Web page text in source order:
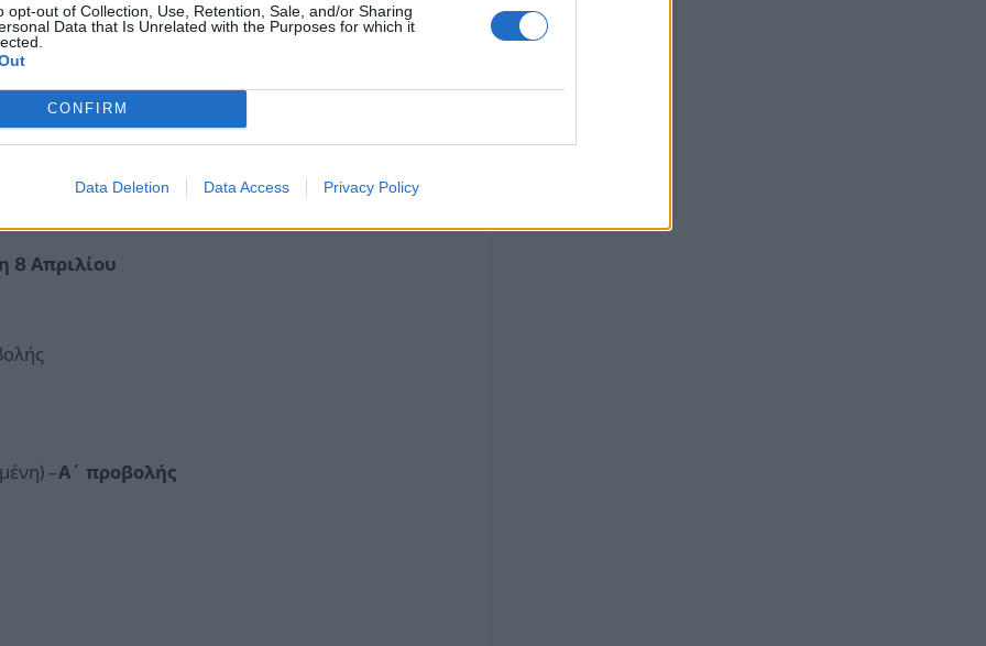
opt-out of Collection, Use, Retention, Sale, and/or Sharing
Data that Is Unrelated with the Purposes for which it
CONFIRM
Data Deletion Data Access Privacy Policy
προβολής
8 Απριλίου
–Α΄ προβολής